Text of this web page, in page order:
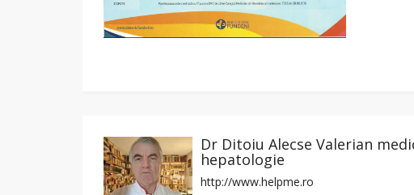
Dr Ditoiu Alecse Valerian
hepatologie
http://www.helpme.ro